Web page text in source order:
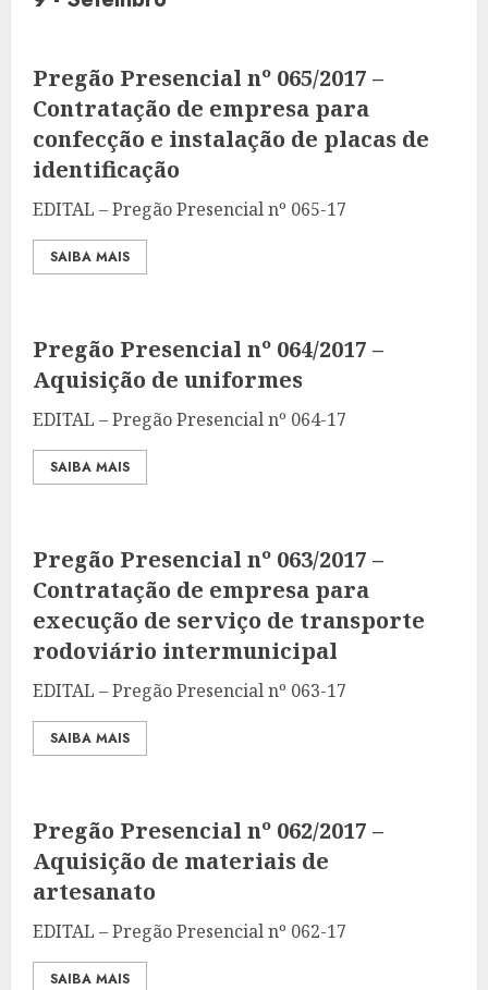
Pregão Presencial nº 065/2017 –
Contratação de empresa para
confecção e instalação de placas de
identificação
EDITAL – Pregão Presencial nº 065-17
SAIBA MAIS
Pregão Presencial nº 064/2017 –
Aquisição de uniformes
EDITAL – Pregão Presencial nº 064-17
SAIBA MAIS
Pregão Presencial nº 063/2017 –
Contratação de empresa para
execução de serviço de transporte
rodoviário intermunicipal
EDITAL – Pregão Presencial nº 063-17
SAIBA MAIS
Pregão Presencial nº 062/2017 –
Aquisição de materiais de
artesanato
EDITAL – Pregão Presencial nº 062-17
SAIBA MAIS